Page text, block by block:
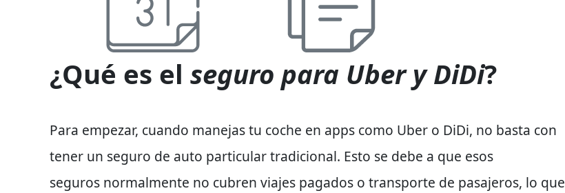
¿Qué es el seguro para Uber y DiDi?
Para empezar, cuando manejas tu coche en apps como Uber o DiDi, no basta con
tener un seguro de auto particulartradicional. Esto se debe a que esos
seguros normalmente no cubren viajes pagados o transporte de pasajeros, lo que